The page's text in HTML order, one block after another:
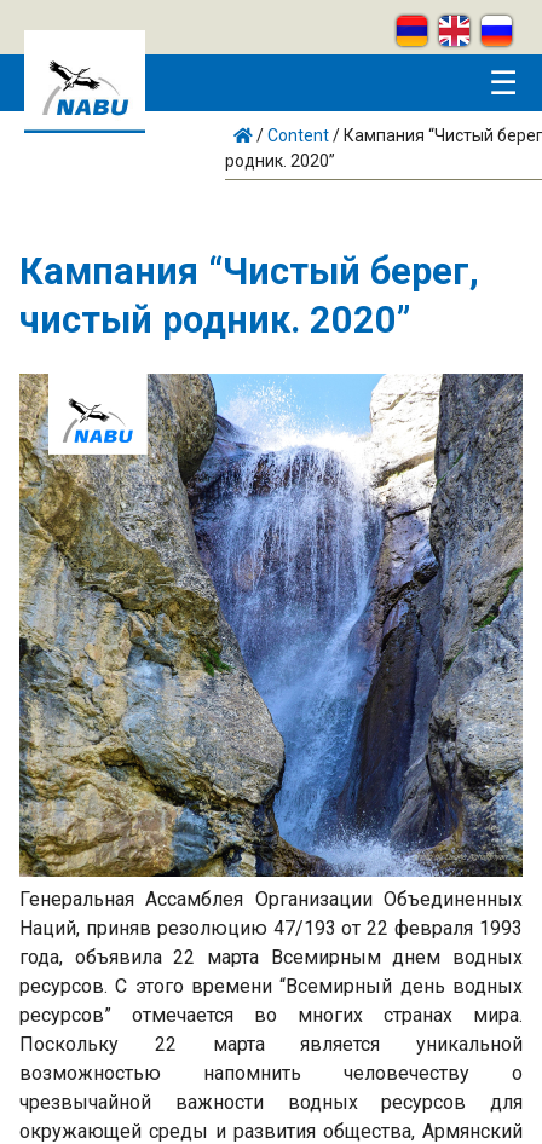
☰
/Content/ Кампания “Чистый
родник. 2020”
Кампания “Чистый берег,
чистый родник. 2020”
Генеральная Ассамблея Организации Объединенных
Наций, приняв резолюцию 47/193 от 22 февраля 1993
года, объявила 22 марта Всемирным днем водных
ресурсов. С этого времени “Всемирный день водных
ресурсов” отмечается во многих странах мира.
Поскольку 22 марта является уникальной
возможностью напомнить человечеству о
чрезвычайной важности водных ресурсов для
окружающей среды и развития общества, Армянский